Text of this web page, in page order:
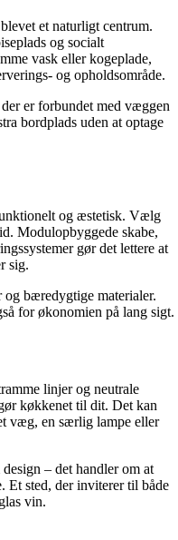
et naturligt centrum.
og socialt
vask eller kogeplade,
og opholdsområde.
er forbundet med væggen
bordplads uden at optage
og æstetisk. Vælg
Modulopbyggede skabe,
gør det lettere at
sig.
bæredygtige materialer.
for økonomien på lang sigt.
linjer og neutrale
køkkenet til dit. Det kan
væg, en særlig lampe eller
– det handler om at
Et sted, der inviterer til både
vin.